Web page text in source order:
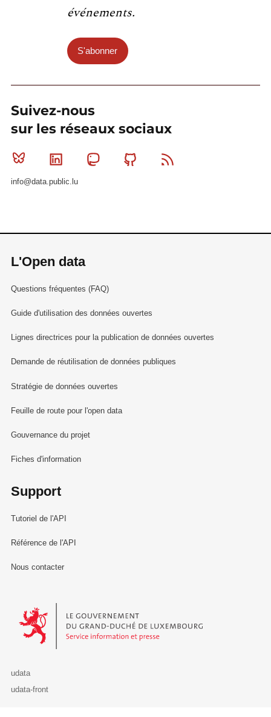
événements.
S'abonner
Suivez-nous
sur les réseaux sociaux
Bluesky Linkedin MastodonGithub
info@data.public.lu
L'Open data
Questions fréquentes (FAQ)
Guide d'utilisation des données ouvertes
Lignes directrices pour la publication de données ouvertes
Demande de réutilisation de données publiques
Stratégie de données ouvertes
Feuille de route pour l'open data
Gouvernance du projet
Fiches d'information
Support
Tutoriel de l'API
Référence de l'API
Nous contacter
Le Gouvernement du Grand-Duché de Luxembourg - Service
udata
udata-front